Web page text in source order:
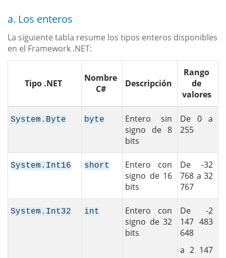
a. Los enteros
La siguiente tabla resume los tipos enteros disponibles
en el Framework .NET:
Tipo .NET
Nombre
C#
Descripción
Rango
de
valores
System.Byte byte
Entero sin
signo de 8
bits
De 0 a
255
System.Int16 short
Entero con
signo de 16
bits
De -32
768 a 32
767
System.Int32 int
Entero con
signo de 32
bits
De -2
147 483
648
a 2 147